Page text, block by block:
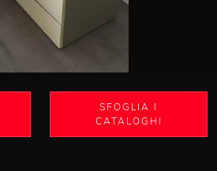
SFOGLIA I
CATALOGHI